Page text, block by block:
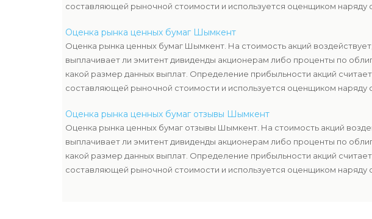
составляющей рыночной стоимости и используется оценщиком наряду
ценных бумаг.
Оценка рынка ценных бумаг Шымкент
Оценка рынка ценных бумаг Шымкент. На стоимость акций воздействует,
выплачивает ли эмитент дивиденды акционерам либо проценты по
какой размер данных выплат. Определение прибыльности акций
составляющей рыночной стоимости и используется оценщиком наряду
ценных бумаг.
Оценка рынка ценных бумаг отзывы Шымкент
Оценка рынка ценных бумаг отзывы Шымкент. На стоимость акций
выплачивает ли эмитент дивиденды акционерам либо проценты по
какой размер данных выплат. Определение прибыльности акций
составляющей рыночной стоимости и используется оценщиком наряду